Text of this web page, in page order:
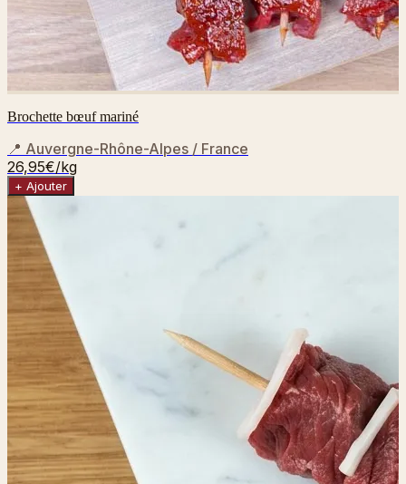
Brochette bœuf mariné
📍 Auvergne-Rhône-Alpes / France
26,95€/kg
+ Ajouter